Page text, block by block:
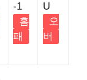
-1
홈
패
U
오
버